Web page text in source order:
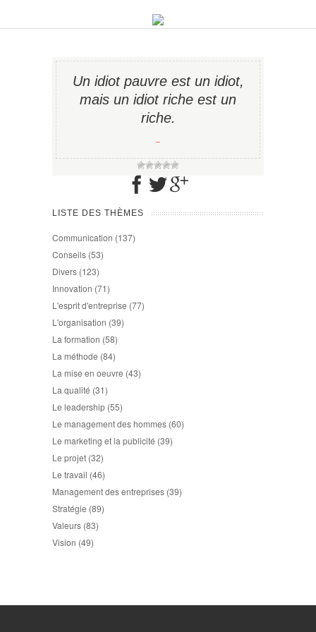
Un idiot pauvre est un idiot,
mais un idiot riche est un
riche.
−
LISTE DES THÈMES
Communication (137)
Conseils (53)
Divers (123)
Innovation (71)
L'esprit d'entreprise (77)
L'organisation (39)
La formation (58)
La méthode (84)
La mise en oeuvre (43)
La qualité (31)
Le leadership (55)
Le management des hommes (60)
Le marketing et la publicité (39)
Le projet (32)
Le travail (46)
Management des entreprises (39)
Stratégie (89)
Valeurs (83)
Vision (49)